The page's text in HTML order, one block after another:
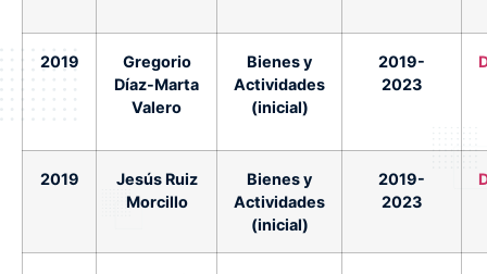
2019
Gregorio
Díaz-Marta
Valero
Bienes y
Actividades
(inicial)
2019-
2023
2019
Jesús Ruiz
Morcillo
Bienes y
Actividades
(inicial)
2019-
2023